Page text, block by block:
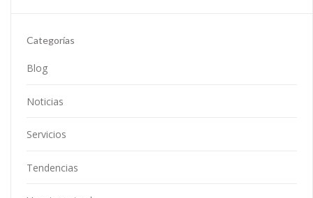
Categorías
Blog
Noticias
Servicios
Tendencias